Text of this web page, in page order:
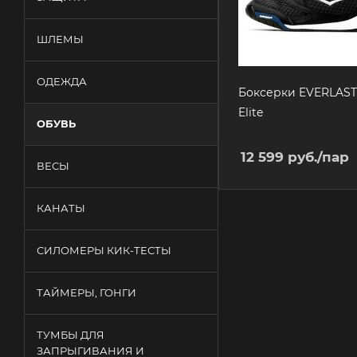
Боксерки
Elite
12 599 руб./пар
ШЛЕМЫ
ОДЕЖДА
ОБУВЬ
ВЕСЫ
КАНАТЫ
СИЛОМЕРЫ КИК-ТЕСТЫ
ТАЙМЕРЫ, ГОНГИ
ТУМБЫ ДЛЯ
ЗАПРЫГИВАНИЯ И